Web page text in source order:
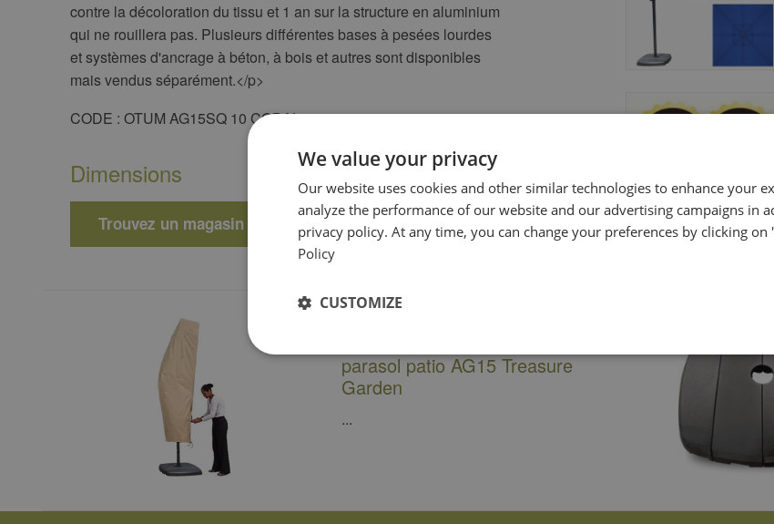
contre la décoloration du tissu et 1 an sur la structure en aluminium
qui ne rouillera pas. Plusieurs différentes bases à pesées lourdes
et systèmes d'ancrage à béton, à bois et autres sont disponibles
mais vendus séparément.<​/p>
​CODE : OTUM AG15SQ 10 COBAL
Dimensions
Trouvez un magasin
parasol patio AG15 Treasure
Garden
...
We value your privacy
Our website uses cookies and other similar technologies to enhance your
analyze the performance of our website and our advertising campaigns in
privacy policy. At any time, you can change your preferences by clicking on
Policy
CUSTOMIZE